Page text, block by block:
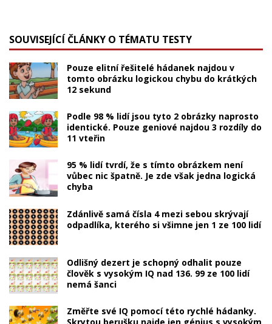
SOUVISEJÍCÍ ČLÁNKY O TÉMATU TESTY
Pouze elitní řešitelé hádanek najdou v
tomto obrázku logickou chybu do krátkých
12 sekund
Podle 98 % lidí jsou tyto 2 obrázky naprosto
identické. Pouze geniové najdou 3 rozdíly do
11 vteřin
95 % lidí tvrdí, že s tímto obrázkem není
vůbec nic špatně. Je zde však jedna logická
chyba
Zdánlivě samá čísla 4 mezi sebou skrývají
odpadlíka, kterého si všimne jen 1 ze 100 lidí
Odlišný dezert je schopný odhalit pouze
člověk s vysokým IQ nad 136. 99 ze 100 lidí
nemá šanci
Změřte své IQ pomocí této rychlé hádanky.